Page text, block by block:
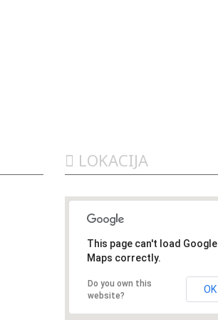
LOKACIJA
This page can't load Google
Maps correctly.
Do you own this
website?
OK